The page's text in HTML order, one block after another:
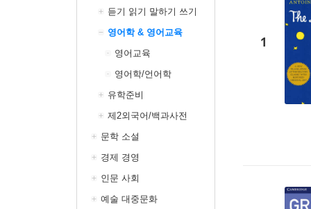
듣기 읽기 말하기 쓰기
영어학 & 영어교육
영어교육
영어학/언어학
유학준비
제2외국어/백과사전
문학 소설
경제 경영
인문 사회
예술 대중문화
1